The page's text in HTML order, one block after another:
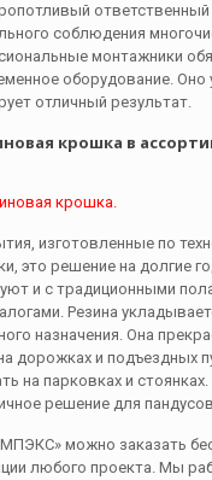
ответственный
соблюдения
монтажники
оборудование. Оно
отличный результат.
крошка в
изготовленные по
это решение на долгие
и с традиционными
Резина
назначения. Она
дорожках и подъездных
на парковках и
решение для
можно заказать
любого проекта. Мы